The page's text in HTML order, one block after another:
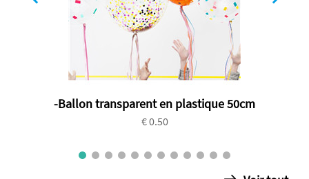
-Ballon transparent en plastique 50cm
€ 0.50